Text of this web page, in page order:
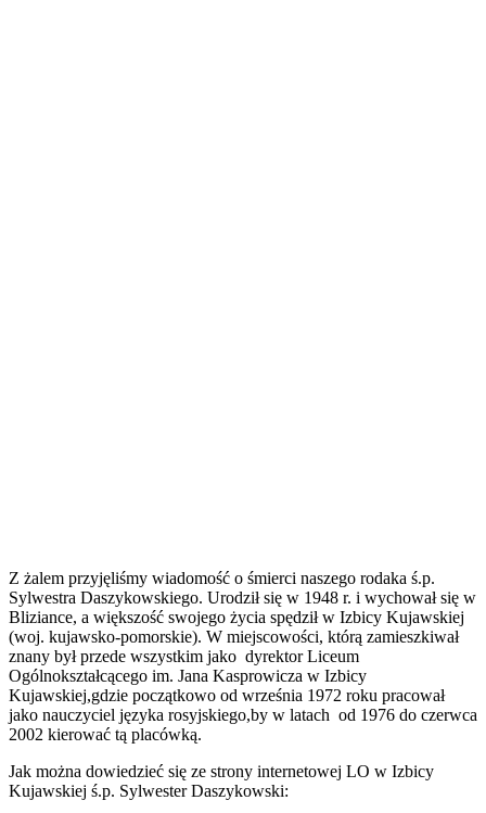
Z żalem przyjęliśmy wiadomość o śmierci naszego rodaka ś.p.
Sylwestra Daszykowskiego. Urodził się w 1948 r. i wychował się w
Bliziance, a większość swojego życia spędził w Izbicy Kujawskiej
(woj. kujawsko-pomorskie). W miejscowości, którą zamieszkiwał
znany był przede wszystkim jako dyrektor Liceum
Ogólnokształcącego im. Jana Kasprowicza w Izbicy
Kujawskiej,gdzie początkowo od września 1972 roku pracował
jako nauczyciel języka rosyjskiego,by w latach od 1976 do czerwca
2002 kierować tą placówką.
Jak można dowiedzieć się ze strony internetowej LO w Izbicy
Kujawskiej ś.p. Sylwester Daszykowski: